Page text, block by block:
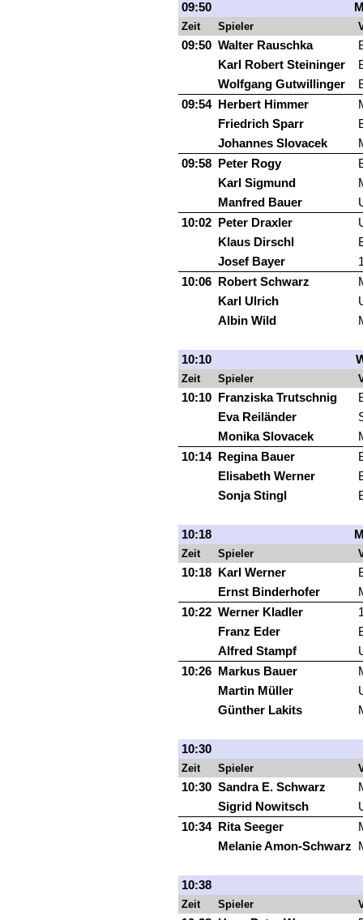
09:50
Zeit Spieler
09:50 Walter Rauschka
Karl Robert Steininger
Wolfgang Gutwillinger
09:54
Herbert Himmer
Friedrich Sparr
Johannes Slovacek
09:58
Peter Rogy
Karl Sigmund
Manfred Bauer
10:02
Peter Draxler
Klaus Dirschl
Josef Bayer
10:06
Robert Schwarz
Karl Ulrich
Albin Wild
10:10
Zeit Spieler
10:10 Franziska Trutschnig
Eva Reiländer
Monika Slovacek
10:14
Regina Bauer
Elisabeth Werner
Sonja Stingl
10:18
Zeit Spieler
10:18 Karl Werner
Ernst Binderhofer
10:22 Werner Kladler
Franz Eder
Alfred Stampf
10:26
Markus Bauer
Martin Müller
Günther Lakits
10:30
Zeit Spieler
10:30 Sandra E. Schwarz
Sigrid Nowitsch
10:34
Rita Seeger
Melanie Amon-Schwarz
10:38
Zeit Spieler